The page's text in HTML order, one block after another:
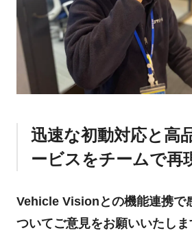
迅速な初動対応と高
ービスをチームで再
Vehicle Visionとの機能連携で
ついてご意見をお願いいたしま